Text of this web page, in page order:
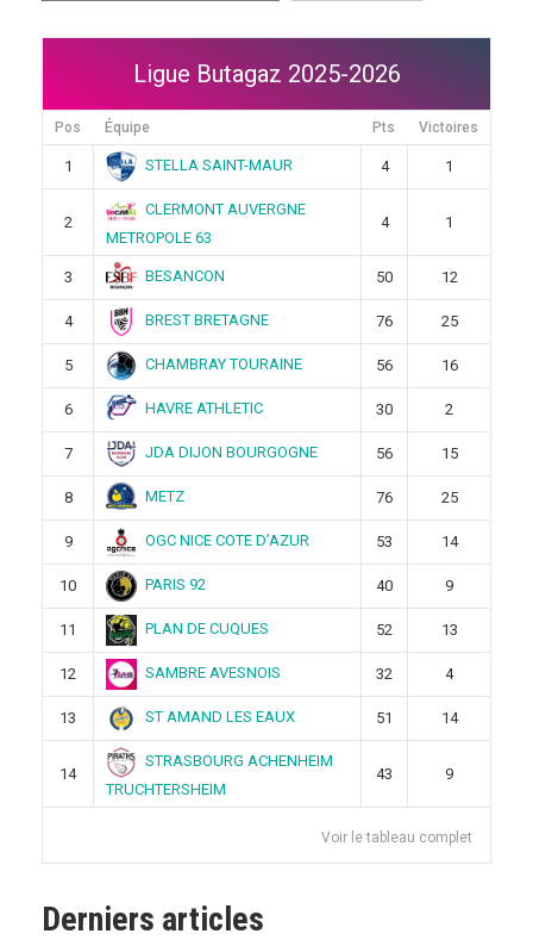
Ligue Butagaz 2025-2026
Pos Équipe Pts Victoires
1 STELLA SAINT-MAUR 4 1
2
CLERMONT AUVERGNE
METROPOLE 63
4 1
3 BESANCON 50 12
4 BREST BRETAGNE 76 25
5 CHAMBRAY TOURAINE 56 16
6 HAVRE ATHLETIC 30 2
7 JDA DIJON BOURGOGNE 56 15
8 METZ 76 25
9 OGC NICE COTE D’AZUR 53 14
10 PARIS 92 40 9
11 PLAN DE CUQUES 52 13
12 SAMBRE AVESNOIS 32 4
13 ST AMAND LES EAUX 51 14
14
STRASBOURG ACHENHEIM
TRUCHTERSHEIM
43 9
Voir le tableau complet
Derniers articles